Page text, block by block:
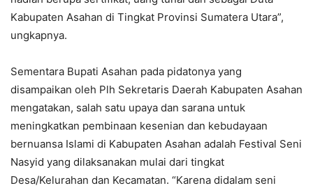
Kabupaten Asahan di Tingkat Provinsi Sumatera Utara”,
ungkapnya.
Sementara Bupati Asahan pada pidatonya yang
disampaikan oleh Plh Sekretaris Daerah Kabupaten Asahan
mengatakan, salah satu upaya dan sarana untuk
meningkatkan pembinaan kesenian dan kebudayaan
bernuansa Islami di Kabupaten Asahan adalah Festival Seni
Nasyid yang dilaksanakan mulai dari tingkat
Desa/Kelurahan dan Kecamatan. “Karena didalam seni